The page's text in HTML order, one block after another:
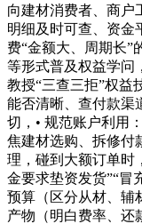
向建材消费者、商户
明细及时可查、资金
费“金额大、周期长”
等形式普及权益学问
教授“三查三拒”权益
能否清晰、查付款渠
切，• 规范账户利用
焦建材选购、拆修付
理，碰到大额订单时
金要求垫资发货”“冒
预算（区分从材、辅
产物（明白费率、还